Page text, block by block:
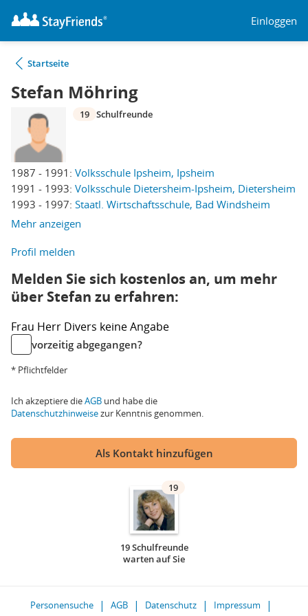
Einloggen
Startseite
Stefan Möhring
1987 - 1991: Volksschule Ipsheim, Ipsheim
1991 - 1993: Volksschule Dietersheim-Ipsheim, Dietersheim
1993 - 1997: Staatl. Wirtschaftsschule, Bad Windsheim
Mehr anzeigen
19 Schulfreunde
Profil melden
Melden Sie sich kostenlos an, um mehr
über Stefan zu erfahren:
Frau Herr Divers keine Angabe
vorzeitig abgegangen?
* Pflichtfelder
Ich akzeptiere dieAGB und habe die
Datenschutzhinweisezur Kenntnis genommen.
Als Kontakt hinzufügen
19
19 Schulfreunde
warten auf Sie
Personensuche AGB Datenschutz
Impressum